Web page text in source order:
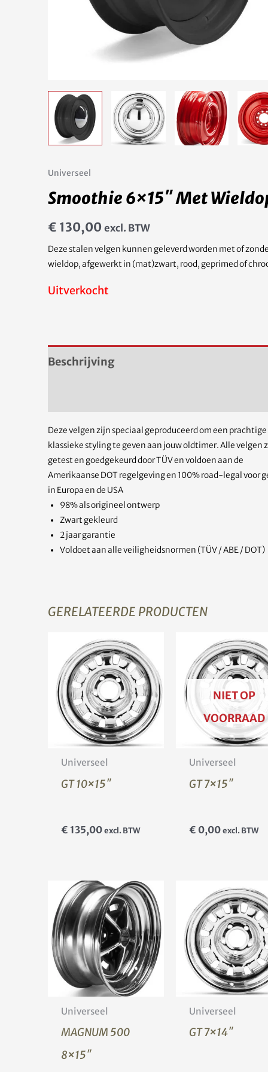
Universeel
Smoothie 6×15″ Met
€ 130,00 excl. BTW
Deze stalen velgen kunnen geleverd worden met of
wieldop, afgewerkt in (mat)zwart, rood, geprimed of
Uitverkocht
Beschrijving
Deze velgen zijn speciaal geproduceerd om een prachtige
klassieke styling te geven aan jouw oldtimer. Alle velgen
getest en goedgekeurd door TÜV en voldoen aan de
Amerikaanse DOT regelgeving en 100% road-legal voor
in Europa en de USA
98% als origineel ontwerp
Zwart gekleurd
2 jaar garantie
Voldoet aan alle veiligheidsnormen (TÜV / ABE / DOT)
GERELATEERDE PRODUCTEN
Universeel
GT 10×15″
€ 135,00 excl. BTW
NIET OP
VOORRAAD
Universeel
GT 7×15″
€ 0,00 excl. BTW
Universeel
MAGNUM 500
8×15″
Universeel
GT 7×14″